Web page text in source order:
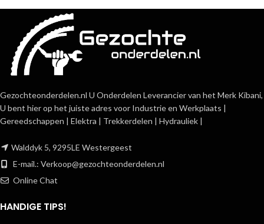
Gezochteonderdelen.nl U Onderdelen Leverancier van het Merk Kibani,
U bent hier op het juiste adres voor Industrie en Werkplaats |
Gereedschappen | Elektra | Trekkerdelen | Hydrauliek |
Walddyk 5, 9295LE Westergeest
E-mail.: Verkoop@gezochteonderdelen.nl
Online Chat
HANDIGE TIPS!